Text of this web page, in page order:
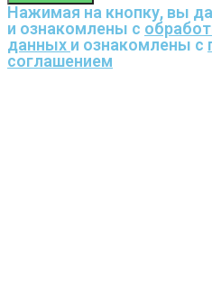
Нажимая на кнопку, вы
и ознакомлены с
данных и ознакомлены с
соглашением